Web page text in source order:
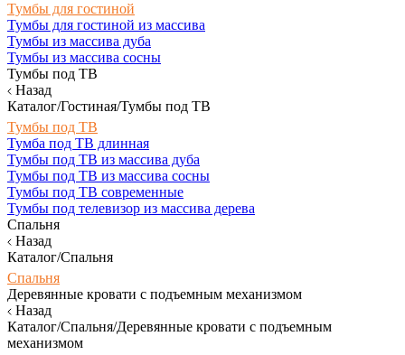
Тумбы для гостиной
Тумбы для гостиной из массива
Тумбы из массива дуба
Тумбы из массива сосны
Тумбы под ТВ
Назад
Каталог/Гостиная/Тумбы под ТВ
Тумбы под ТВ
Тумба под ТВ длинная
Тумбы под ТВ из массива дуба
Тумбы под ТВ из массива сосны
Тумбы под ТВ современные
Тумбы под телевизор из массива дерева
Спальня
Назад
Каталог/Спальня
Спальня
Деревянные кровати с подъемным механизмом
Назад
Каталог/Спальня/Деревянные кровати с подъемным
механизмом